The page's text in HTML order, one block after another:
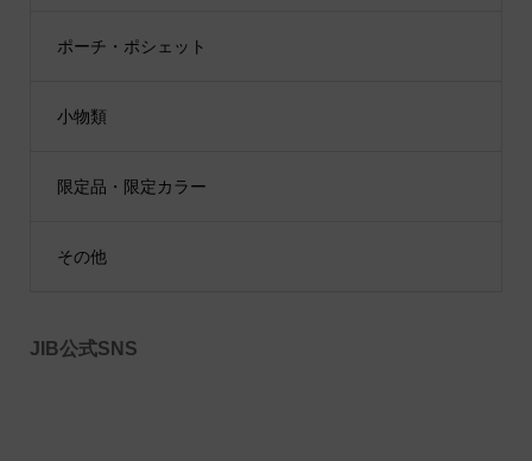
ポーチ・ポシェット
小物類
限定品・限定カラー
その他
JIB公式SNS